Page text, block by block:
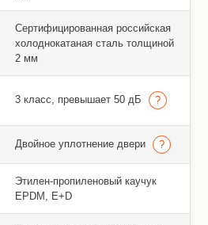
Сертифицированная российская
холоднокатаная сталь толщиной
2 мм
3 класс, превышает 50 дБ
Двойное уплотнение двери
Этилен-пропиленовый каучук
EPDM, E+D